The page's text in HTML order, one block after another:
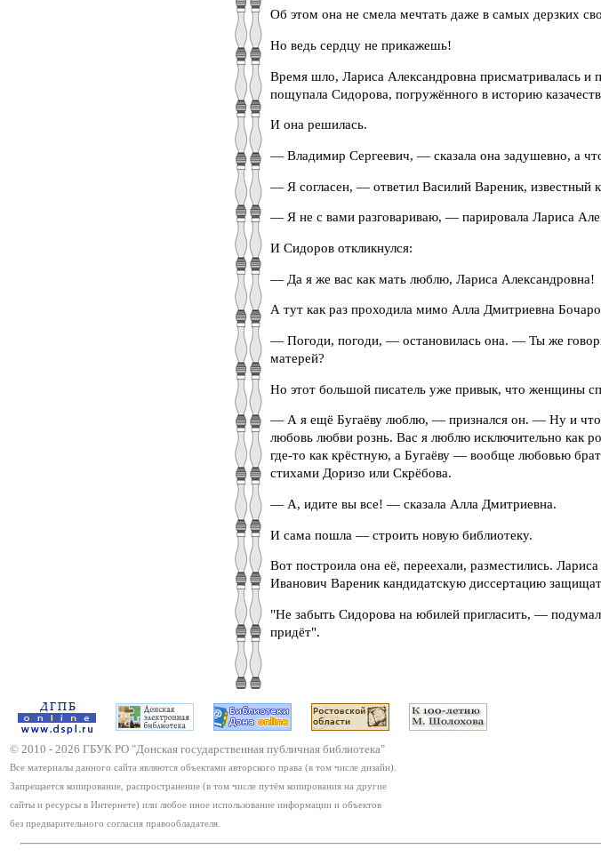
Об этом она не смела мечтать даже в самых дерзких
Но ведь сердцу не прикажешь!
Время шло, Лариса Александровна присматривалась
пощупала Сидорова, погружённого в историю
И она решилась.
— Владимир Сергеевич, — сказала она задушевно, а
— Я согласен, — ответил Василий Вареник, известный
— Я не с вами разговариваю, — парировала Лариса
И Сидоров откликнулся:
— Да я же вас как мать люблю, Лариса Александровна!
А тут как раз проходила мимо Алла Дмитриевна
— Погоди, погоди, — остановилась она. — Ты же
матерей?
Но этот большой писатель уже привык, что женщины
— А я ещё Бугаёву люблю, — признался он. — Ну и
любовь любви рознь. Вас я люблю исключительно как
где-то как крёстную, а Бугаёву — вообще любовью
стихами Доризо или Скрёбова.
— А, идите вы все! — сказала Алла Дмитриевна.
И сама пошла — строить новую библиотеку.
Вот построила она её, переехали, разместились.
Иванович Вареник кандидатскую диссертацию
"Не забыть Сидорова на юбилей пригласить, —
придёт".
© 2010 - 2026 ГБУК РО "Донская государственная публичная библиотека"
Все материалы данного сайта являются объектами авторского права (в том числе дизайн).
Запрещается копирование, распространение (в том числе путём копирования на другие
сайты и ресурсы в Интернете) или любое иное использование информации и объектов
без предварительного согласия правообладателя.